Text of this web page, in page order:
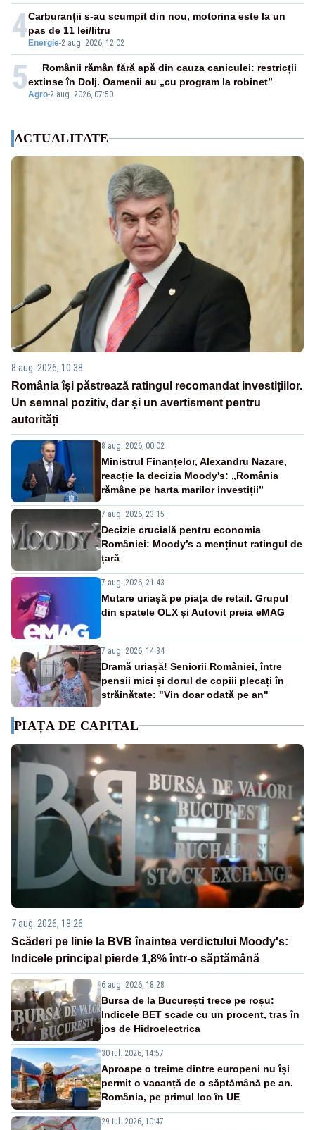
4 Energie-2 aug. 2026, 12:02
Carburanții s-au scumpit din nou, motorina este la un
pas de 11 lei/litru
5Agro-2 aug. 2026, 07:50
Românii rămân fără apă din cauza caniculei: restricții
extinse în Dolj. Oamenii au „cu program la robinet”
ACTUALITATE
8 aug. 2026, 10:38
România își păstrează ratingul recomandat investițiilor.
Un semnal pozitiv, dar și un avertisment pentru
autorități
8 aug. 2026, 00:02
Ministrul Finanțelor, Alexandru Nazare,
reacție la decizia Moody's: „România
rămâne pe harta marilor investiții”
7 aug. 2026, 23:15
Decizie crucială pentru economia
României: Moody’s a menținut ratingul de
țară
7 aug. 2026, 21:43
Mutare uriașă pe piața de retail. Grupul
din spatele OLX și Autovit preia eMAG
7 aug. 2026, 14:34
Dramă uriașă! Seniorii României, între
pensii mici și dorul de copiii plecați în
străinătate: "Vin doar odată pe an"
PIAȚA DE CAPITAL
7 aug. 2026, 18:26
Scăderi pe linie la BVB înaintea verdictului Moody's:
Indicele principal pierde 1,8% într-o săptămână
6 aug. 2026, 18:28
Bursa de la București trece pe roșu:
Indicele BET scade cu un procent, tras în
jos de Hidroelectrica
30 iul. 2026, 14:57
Aproape o treime dintre europeni nu își
permit o vacanță de o săptămână pe an.
România, pe primul loc în UE
29 iul. 2026, 10:47